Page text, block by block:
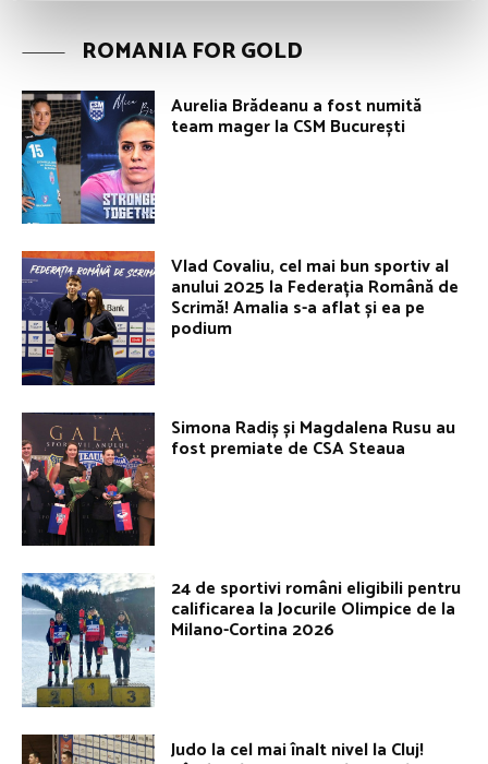
ROMANIA FOR GOLD
Aurelia Brădeanu a fost numită
team mager la CSM București
Vlad Covaliu, cel mai bun sportiv al
anului 2025 la Federația Română de
Scrimă! Amalia s-a aflat și ea pe
podium
Simona Radiș și Magdalena Rusu au
fost premiate de CSA Steaua
24 de sportivi români eligibili pentru
calificarea la Jocurile Olimpice de la
Milano-Cortina 2026
Judo la cel mai înalt nivel la Cluj!